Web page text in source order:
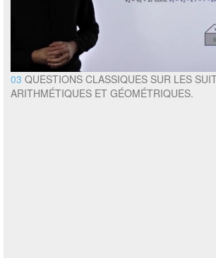
03 QUESTIONS CLASSIQUES SUR LES
ARITHMÉTIQUES ET GÉOMÉTRIQUES.